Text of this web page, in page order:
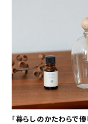
暮らし
daily
「暮らしのかたわらで